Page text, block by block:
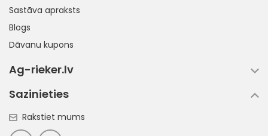
Sastāva apraksts
Blogs
Dāvanu kupons
Ag-rieker.lv
Sazinieties
Rakstiet mums